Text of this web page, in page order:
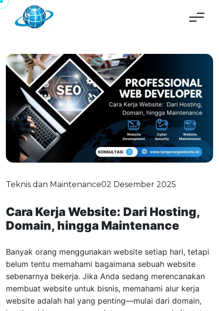
Teknis dan Maintenance02 Desember 2025
Cara Kerja Website: Dari Hosting,
Domain, hingga Maintenance
Banyak orang menggunakan website setiap hari, tetapi
belum tentu memahami bagaimana sebuah website
sebenarnya bekerja. Jika Anda sedang merencanakan
membuat website untuk bisnis, memahami alur kerja
website adalah hal yang penting—mulai dari domain,